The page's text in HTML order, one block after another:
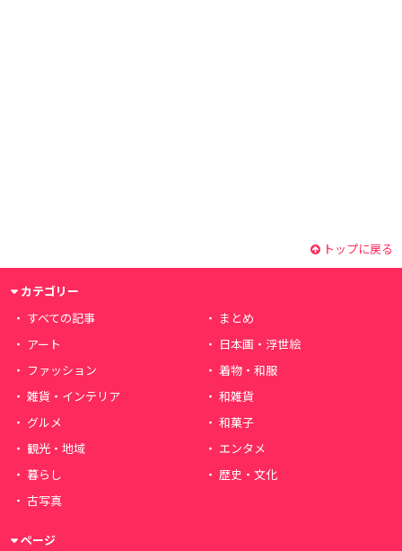
トップに戻る
カテゴリー
すべての記事
まとめ
アート
日本画・浮世絵
ファッション
着物・和服
雑貨・インテリア
和雑貨
グルメ
和菓子
観光・地域
エンタメ
暮らし
歴史・文化
古写真
ページ